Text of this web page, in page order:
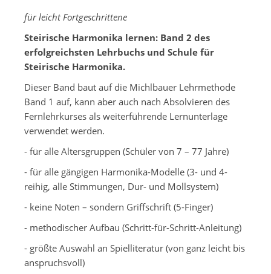
für leicht Fortgeschrittene
Steirische Harmonika lernen: Band 2 des
erfolgreichsten Lehrbuchs und Schule für
Steirische Harmonika.
Dieser Band baut auf die Michlbauer Lehrmethode
Band 1 auf, kann aber auch nach Absolvieren des
Fernlehrkurses als weiterführende Lernunterlage
verwendet werden.
- für alle Altersgruppen (Schüler von 7 – 77 Jahre)
- für alle gängigen Harmonika-Modelle (3- und 4-
reihig, alle Stimmungen, Dur- und Mollsystem)
- keine Noten – sondern Griffschrift (5-Finger)
- methodischer Aufbau (Schritt-für-Schritt-Anleitung)
- größte Auswahl an Spielliteratur (von ganz leicht bis
anspruchsvoll)